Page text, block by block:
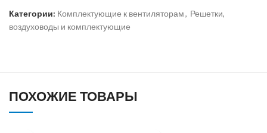
Категории: Комплектующие к вентиляторам, Решетки,
воздуховоды и комплектующие
ПОХОЖИЕ ТОВАРЫ